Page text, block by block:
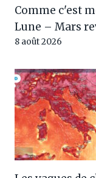
Comme c'est
Lune – Mars
8 août 2026